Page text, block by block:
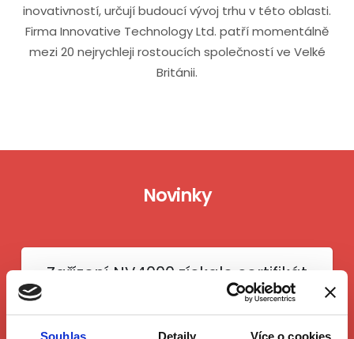
Souhlas Detaily Více o cookies
inovativností, určují budoucí vývoj trhu v této oblasti.
Firma Innovative Technology Ltd. patří momentálně
mezi 20 nejrychleji rostoucích společností ve Velké
Británii.
Novinky
Zařízení NV4000 získalo certifikát
České národní banky
Zařízení NV4000 na příjem a výplatu bankovek